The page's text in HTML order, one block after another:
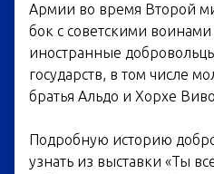
Армии во время Второй
бок с советскими воинами
иностранные
государств, в том числе
братья Альдо и Хорхе
Подробную историю
узнать из выставки «Ты